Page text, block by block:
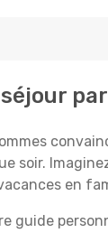
soir.
en
guide